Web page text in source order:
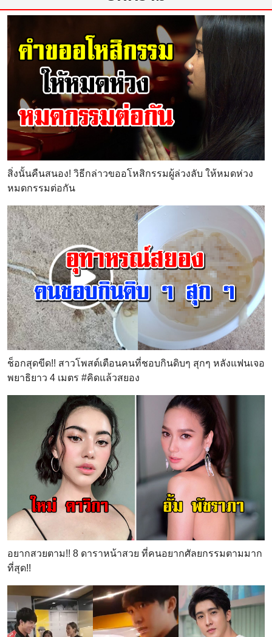
สิ่งนั้นคืนสนอง! วิธีกล่าวขออโหสิกรรมผู้ล่วงลับ ให้หมดห่วง
หมดกรรมต่อกัน
ช็อกสุดขีด!! สาวโพสต์เตือนคนที่ชอบกินดิบๆ สุกๆ หลังแฟนเจอ
พยาธิยาว 4 เมตร #คิดแล้วสยอง
อยากสวยตาม!! 8 ดาราหน้าสวย ที่คนอยากศัลยกรรมตามมาก
ที่สุด!!